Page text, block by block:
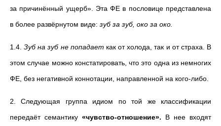
за причинённый ущерб». Эта ФЕ в пословице представлена
в более развёрнутом виде: зуб за зуб, око за око.
1.4.Зуб на зуб не попадает как от холода, так и от страха. В
этом случае можно констатировать, что это одна из немногих
ФЕ, без негативной коннотации, направленной на кого-либо.
2. Следующая группа идиом по той же классификации
передаёт семантику «чувство-отношение». В нее входят